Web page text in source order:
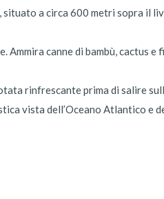
a circa 600 metri sopra il
canne di bambù, cactus
rinfrescante prima di salire
vista dell’Oceano Atlantico e